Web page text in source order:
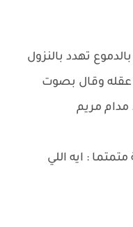
تهدد بالنزول
وقال بصوت
مريم
: ايه اللي